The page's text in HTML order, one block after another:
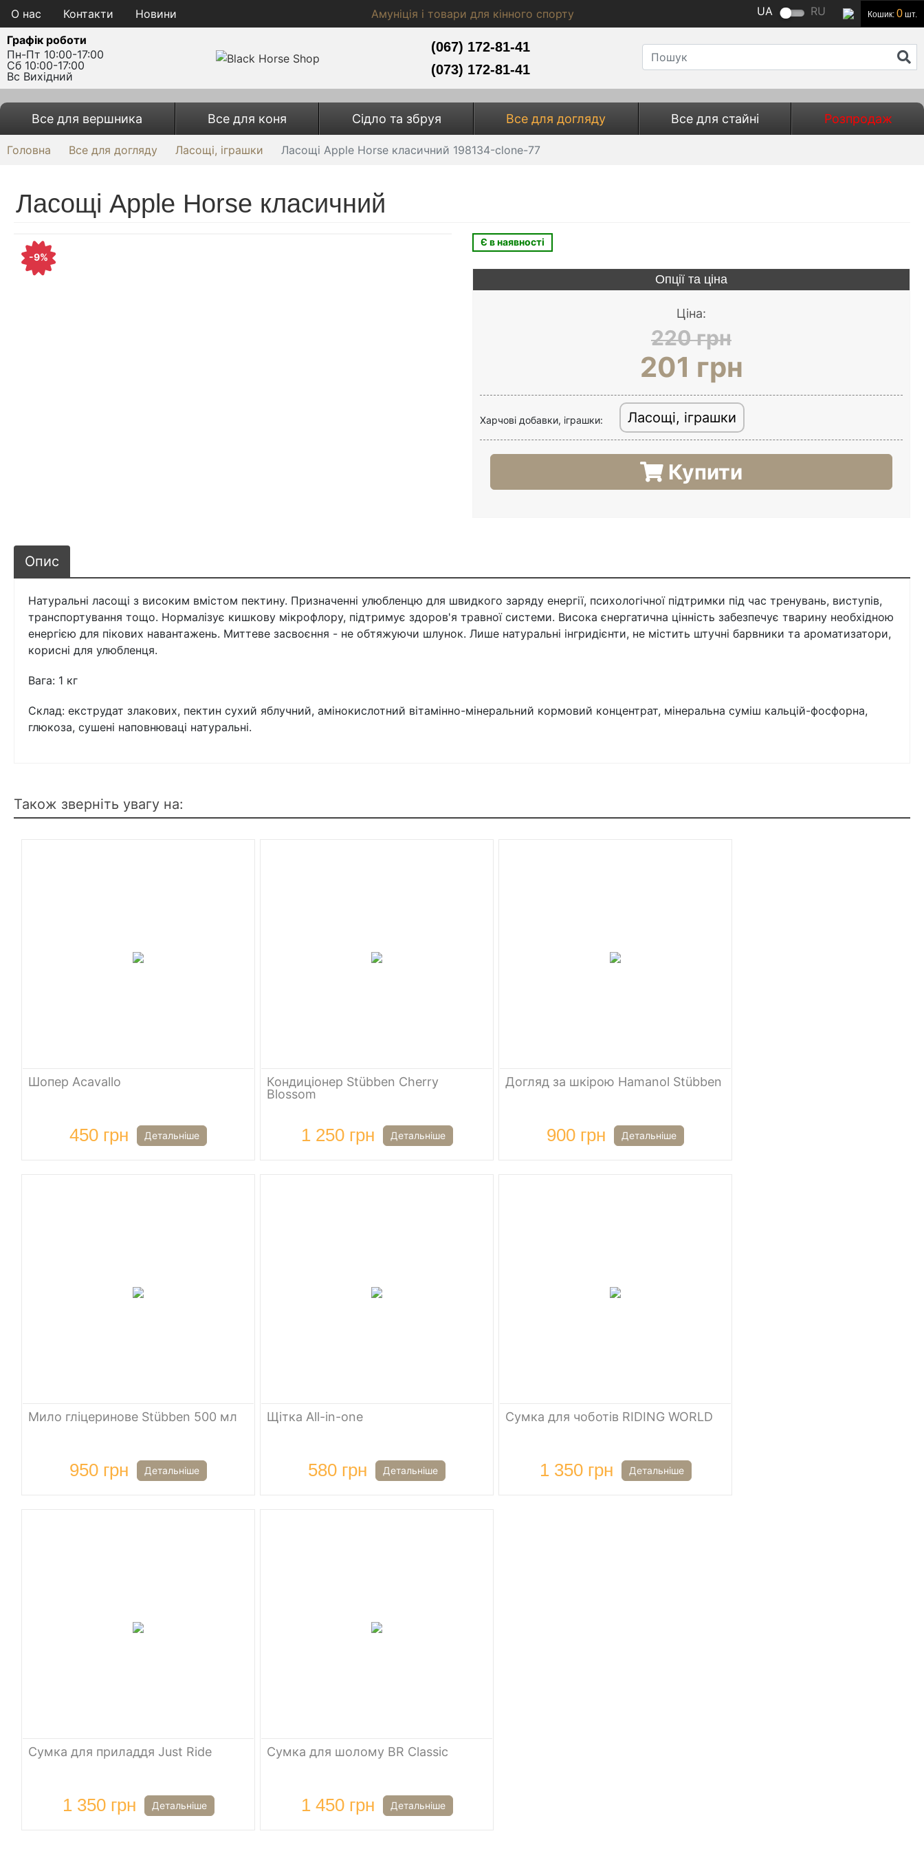
О нас Контакти Новини Амуніція і товари для кінного спорту UA RU Кошик: 0 шт.
Графік роботи
Пн-Пт 10:00-17:00
Сб 10:00-17:00
Вс Вихідний
(067) 172-81-41
(073) 172-81-41
Все для вершника Все для коня Сідло та збруя Все для догляду Все для стайні Розпродаж
Головна Все для догляду Ласощі, іграшки Ласощі Apple Horse класичний 198134-clone-77
Ласощі Apple Horse класичний
-9%
Є в наявності
Опції та ціна
Ціна:
220 грн
201 грн
Харчові добавки, іграшки: Ласощі, іграшки
Купити
Опис
Натуральні ласощі з високим вмістом пектину. Призначенні улюбленцю для швидкого заряду енергії, психологічної підтримки під час тренувань, виступів,
транспортування тощо. Нормалізує кишкову мікрофлору, підтримує здоров'я травної системи. Висока єнергатична цінність забезпечує тварину необхідною
енергією для пікових навантажень. Миттеве засвоєння - не обтяжуючи шлунок. Лише натуральні інгридієнти, не містить штучні барвники та ароматизатори,
корисні для улюбленця.
Вага: 1 кг
Склад: екструдат злакових, пектин сухий яблучний, амінокислотний вітамінно-мінеральний кормовий концентрат, мінеральна суміш кальцій-фосфорна,
глюкоза, сушені наповнюваці натуральні.
Також зверніть увагу на:
Шопер Acavallo
450 грн Детальніше
Кондиціонер Stübben Cherry
Blossom
1 250 грн Детальніше
Догляд за шкірою Hamanol Stübben
900 грн Детальніше
Мило гліцеринове Stübben 500 мл
950 грн Детальніше
Щітка All-in-one
580 грн Детальніше
Сумка для чоботів RIDING WORLD
1 350 грн Детальніше
Сумка для приладдя Just Ride
1 350 грн Детальніше
Сумка для шолому BR Classic
1 450 грн Детальніше